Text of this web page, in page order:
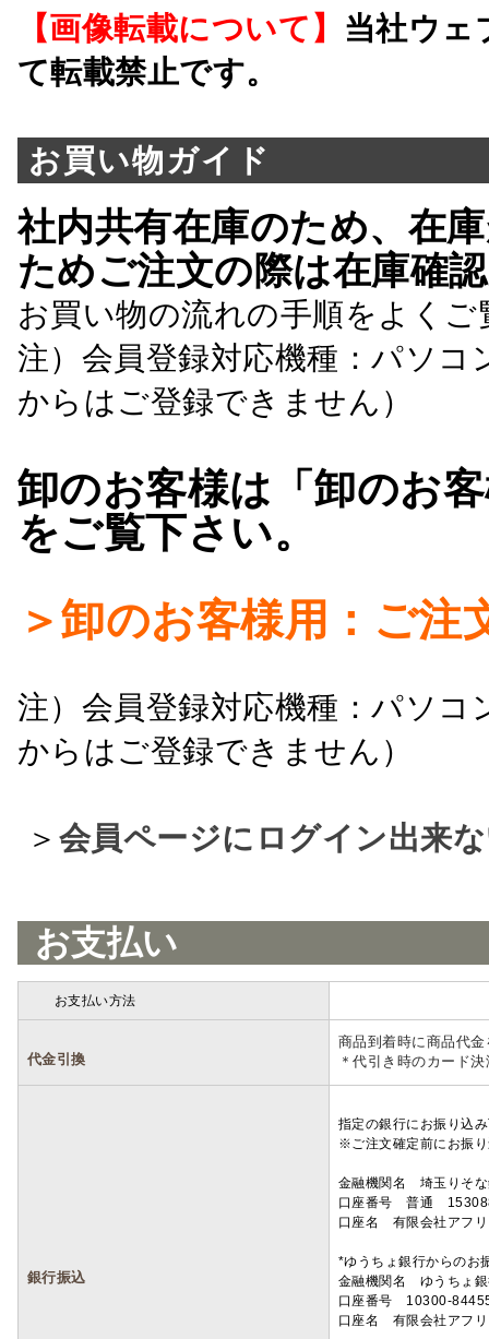
【画像転載について】 当社ウェ
て転載禁止です。
お買い物ガイド
社内共有在庫のため、在
ためご注文の際は在庫確
お買い物の流れの手順をよくご
注）会員登録対応機種：パソ
からはご登録できません）
卸のお客様は「卸のお
をご覧下さい。
＞卸のお客様用：ご注
注）会員登録対応機種：パソ
からはご登録できません）
＞ 会員ページにログイン出来
お支払い
お支払い方法
代金引換
商品到着時に商品代
＊代引き時のカード
銀行振込
指定の銀行にお振り込
※ご注文確定前にお振
金融機関名 埼玉りそ
口座番号 普通
口座名 有限会社アフ
*ゆうちょ銀行からのお
金融機関名 ゆうちょ
口座番号 10300-
口座名 有限会社アフ